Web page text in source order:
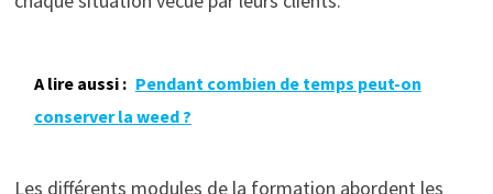
A lire aussi : Pendant combien de temps peut-on
conserver la weed ?
Les différents modules de la formation abordent les